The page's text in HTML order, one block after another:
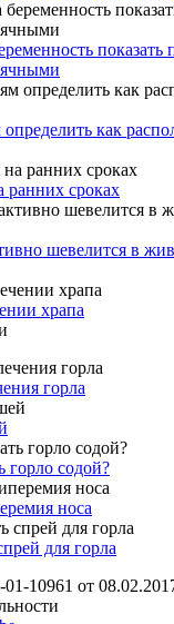
как
ранних сроках
шевелится в
храпа
горла
горло содой?
носа
для горла
10961 от